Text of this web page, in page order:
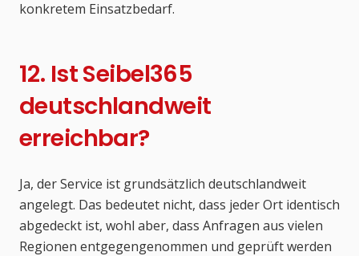
konkretem Einsatzbedarf.
12. Ist Seibel365
deutschlandweit
erreichbar?
Ja, der Service ist grundsätzlich deutschlandweit
angelegt. Das bedeutet nicht, dass jeder Ort identisch
abgedeckt ist, wohl aber, dass Anfragen aus vielen
Regionen entgegengenommen und geprüft werden